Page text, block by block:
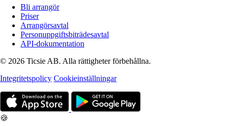
Bli arrangör
Priser
Arrangörsavtal
Personuppgiftsbiträdesavtal
API-dokumentation
© 2026 Ticsie AB. Alla rättigheter förbehållna.
Integritetspolicy Cookieinställningar
🍪